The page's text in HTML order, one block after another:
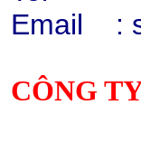
Email
:
CÔNG